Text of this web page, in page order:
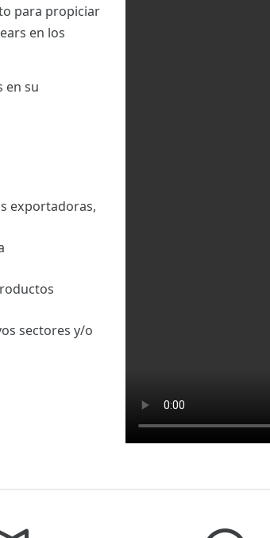
para propiciar
en los
en su
exportadoras,
sectores y/o